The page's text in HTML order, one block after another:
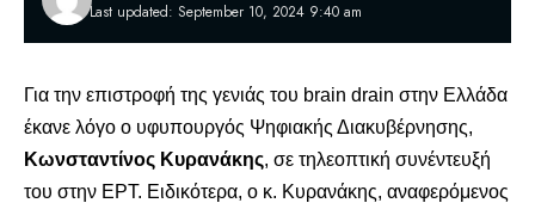
Last updated: September 10, 2024 9:40 am
Για την επιστροφή της γενιάς του brain drain στην Ελλάδα
έκανε λόγο ο υφυπουργός Ψηφιακής Διακυβέρνησης,
Κωνσταντίνος Κυρανάκης, σε τηλεοπτική συνέντευξή
του στην ΕΡΤ. Ειδικότερα, ο κ. Κυρανάκης, αναφερόμενος